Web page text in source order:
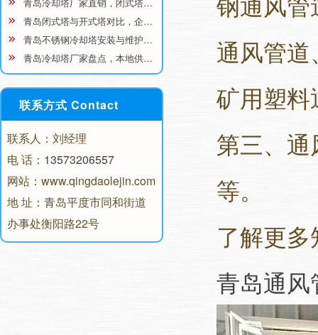
青岛闭式塔与开式塔对比，企…
青岛不锈钢冷却塔安装与维护…
青岛冷却塔厂家盘点，本地供…
联系方式 Contact
联系人：刘经理
电 话： 13573206557
网站：www.qingdaolejin.com
地 址：青岛平度市同和街道
办事处衡阳路22号
通风管
矿用塑
第三、
等。
了解更
青岛通